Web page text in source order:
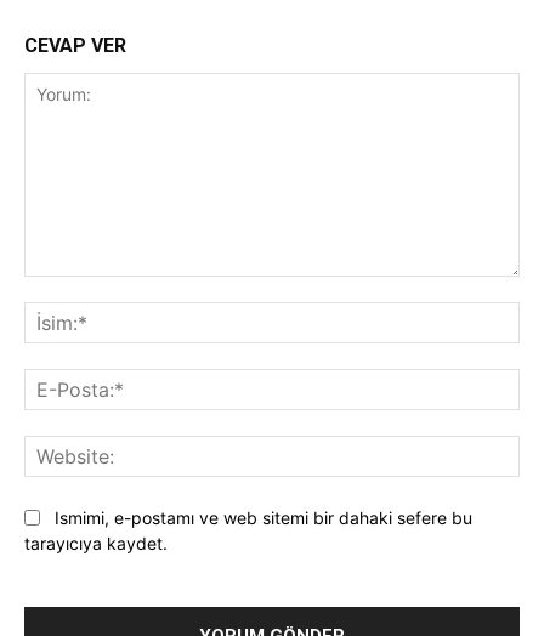
CEVAP VER
Ismimi, e-postamı ve web sitemi bir dahaki sefere bu
tarayıcıya kaydet.